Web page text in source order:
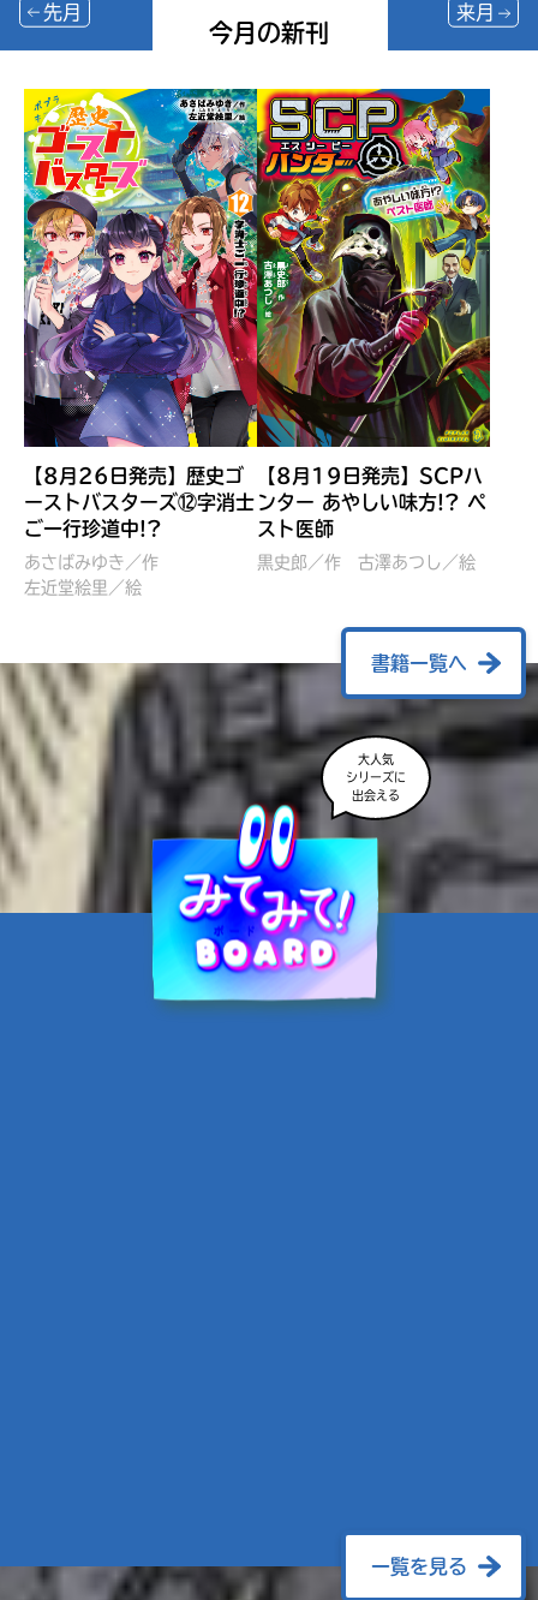
今月の新刊
先月 来月
ぼくたちのマインクラフト
冒険記 エンチャント剣
VS暴走モブ
営委員会／協力
レッツゴー！まいぜんシス
ターズ とつぜん、王様に
佐久間さのすけ／絵
【8月26日発売】歴史ゴ
ーストバスターズ⑫字消士
ご一行珍道中!?
あさばみゆき／作
左近堂絵里／絵
【8月19日発売】SCPハ
ンター あやしい味方!? ペ
スト医師
黒史郎／作 古澤あつし／絵
書籍一覧へ
シリーズに
出会える
一覧を見る